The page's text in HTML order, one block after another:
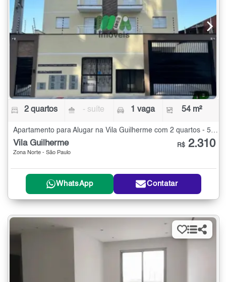
2 quartos - suíte 1 vaga 54 m²
Vila Guilherme
Zona Norte - São Paulo
R$ 2.310
WhatsApp Contatar